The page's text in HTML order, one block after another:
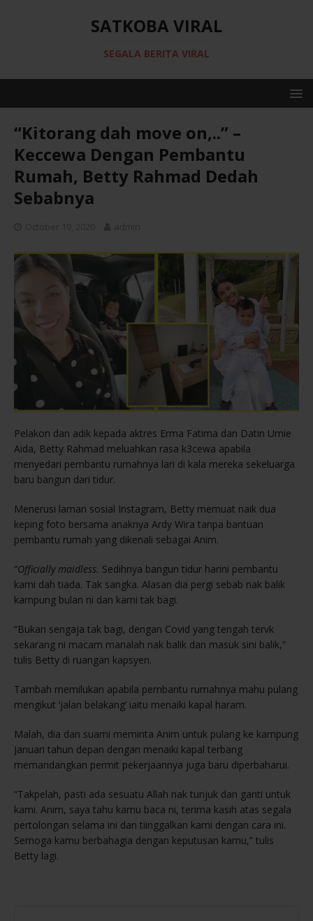
SATKOBA VIRAL
SEGALA BERITA VIRAL
“Kitorang dah move on,..” –
Keccewa Dengan Pembantu
Rumah, Betty Rahmad Dedah
Sebabnya
Pelakon dan adik kepada aktres Erma Fatima dan Datin Umie
Aida, Betty Rahmad meluahkan rasa k3cewa apabila
menyedari pembantu rumahnya lari di kala mereka sekeluarga
baru bangun dari tidur.
Menerusi laman sosial Instagram, Betty memuat naik dua
keping foto bersama anaknya Ardy Wira tanpa bantuan
pembantu rumah yang dikenali sebagai Anim.
“Officially maidless. Sedihnya bangun tidur harini pembantu
kami dah tiada. Tak sangka. Alasan dia pergi sebab nak balik
kampung bulan ni dan kami tak bagi.
“Bukan sengaja tak bagi, dengan Covid yang tengah tervk
sekarang ni macam manalah nak balik dan masuk sini balik,”
tulis Betty di ruangan kapsyen.
Tambah memilukan apabila pembantu rumahnya mahu pulang
mengikut ‘jalan belakang’ iaitu menaiki kapal haram.
Malah, dia dan suami meminta Anim untuk pulang ke kampung
Januari tahun depan dengan menaiki kapal terbang
memandangkan permit pekerjaannya juga baru diperbaharui.
“Takpelah, pasti ada sesuatu Allah nak tunjuk dan ganti untuk
kami. Anim, saya tahu kamu baca ni, terima kasih atas segala
pertolongan selama ini dan tiinggalkan kami dengan cara ini.
Semoga kamu berbahagia dengan keputusan kamu,” tulis
Betty lagi.